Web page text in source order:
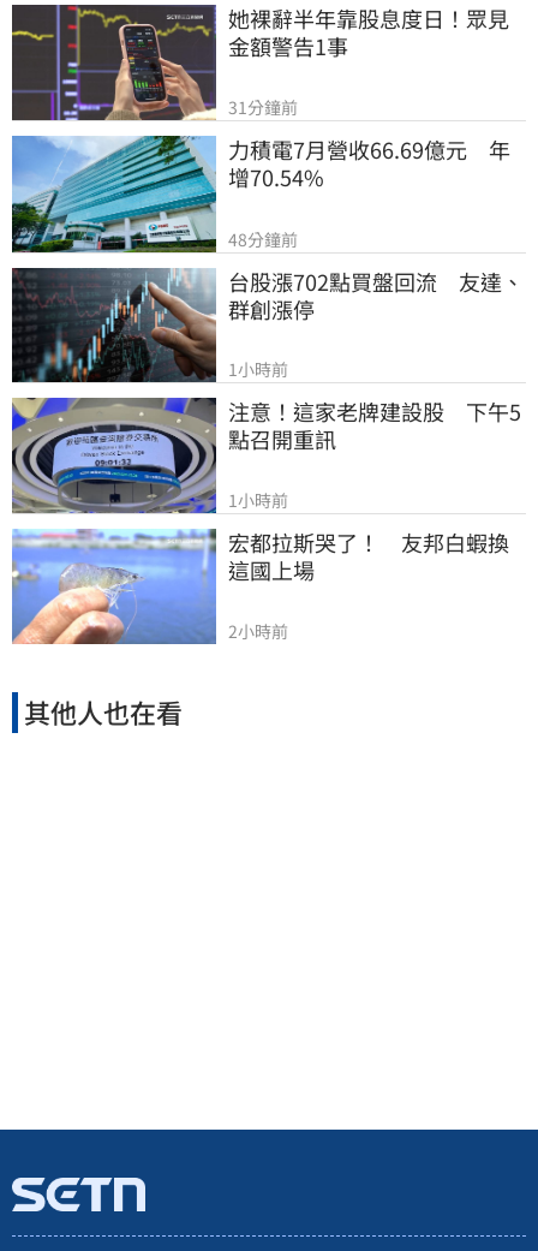
她裸辭半年靠股息度日！眾見
金額警告1事
31分鐘前
力積電7月營收66.69億元　年
增70.54%
48分鐘前
台股漲702點買盤回流　友達、
群創漲停
1小時前
注意！這家老牌建設股　下午5
點召開重訊
1小時前
宏都拉斯哭了！　友邦白蝦換
這國上場
2小時前
其他人也在看